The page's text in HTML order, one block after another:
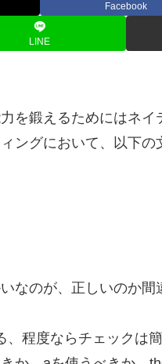
Facebook
LINE
を鍛えるためにはネイ
ングにおいて、以下の
なのが、正しいのか間
、程度ならチェックは